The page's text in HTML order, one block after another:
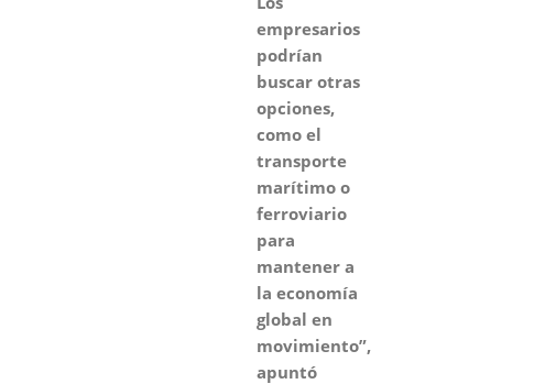
empresarios
podrían
buscar otras
opciones,
como el
transporte
marítimo o
ferroviario
para
mantener a
la economía
global en
movimiento”,
apuntó